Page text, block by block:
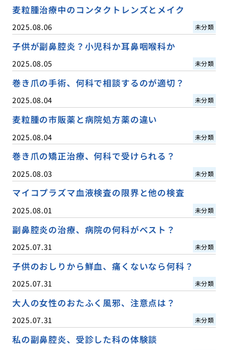
麦粒腫治療中のコンタクトレンズとメイク
2025.08.06 未分類
子供が副鼻腔炎？小児科か耳鼻咽喉科か
2025.08.05 未分類
巻き爪の手術、何科で相談するのが適切？
2025.08.04 未分類
麦粒腫の市販薬と病院処方薬の違い
2025.08.04 未分類
巻き爪の矯正治療、何科で受けられる？
2025.08.03 未分類
マイコプラズマ血液検査の限界と他の検査
2025.08.01 未分類
副鼻腔炎の治療、病院の何科がベスト？
2025.07.31 未分類
子供のおしりから鮮血、痛くないなら何科？
2025.07.31 未分類
大人の女性のおたふく風邪、注意点は？
2025.07.31 未分類
私の副鼻腔炎、受診した科の体験談